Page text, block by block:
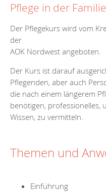
Pflege in der Familie
Der Pflegekurs wird vom
der
AOK Nordwest angeboten.
Der Kurs ist darauf
Pflegenden, aber auch
die nach einem längerem
benötigen, professionelles,
Wissen, zu vermitteln.
Themen und
Einführung